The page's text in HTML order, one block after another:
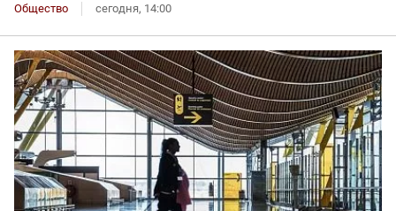
Общество сегодня, 14:00